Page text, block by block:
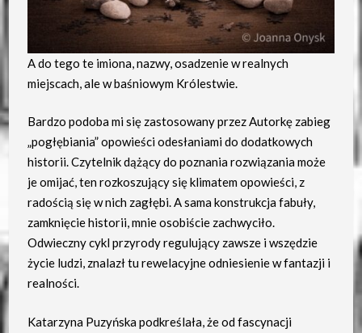
A do tego te imiona, nazwy, osadzenie w realnych
miejscach, ale w baśniowym Królestwie.
Bardzo podoba mi się zastosowany przez Autorkę zabieg
„pogłębiania” opowieści odesłaniami do dodatkowych
historii. Czytelnik dążący do poznania rozwiązania może
je omijać, ten rozkoszujący się klimatem opowieści, z
radością się w nich zagłębi. A sama konstrukcja fabuły,
zamknięcie historii, mnie osobiście zachwyciło.
Odwieczny cykl przyrody regulujący zawsze i wszędzie
życie ludzi, znalazł tu rewelacyjne odniesienie w fantazji i
realności.
Katarzyna Puzyńska podkreślała, że od fascynacji